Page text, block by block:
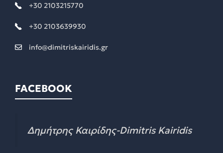
+30 2103215770
+30 2103639930
info@dimitriskairidis.gr
FACEBOOK
Δημήτρης Καιρίδης-Dimitris Kairidis